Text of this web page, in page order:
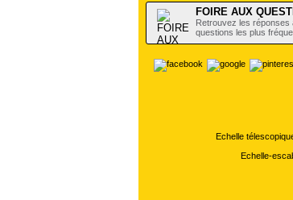
FOIRE AUX
Retrouvez les réponses
questions les plus
Echelle
Echelle-